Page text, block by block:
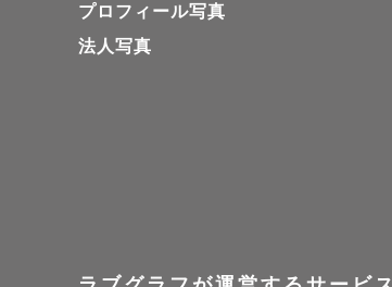
プロフィール写真
法人写真